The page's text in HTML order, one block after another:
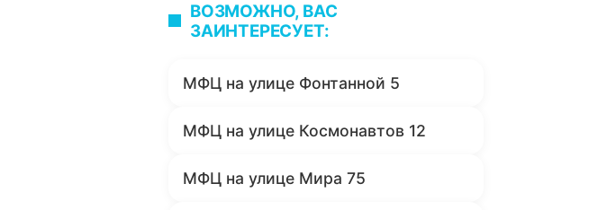
ВОЗМОЖНО, ВАС
ЗАИНТЕРЕСУЕТ:
МФЦ на улице Фонтанной 5
МФЦ на улице Космонавтов 12
МФЦ на улице Мира 75